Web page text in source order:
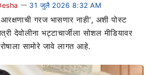
— 31 जुलै 2026 8:32 AM
गरज भासणार नाही', अशी पोस्ट
देवोलीना भट्टाचार्जीला सोशल मीडियावर
सामोरे जावे लागत आहे.